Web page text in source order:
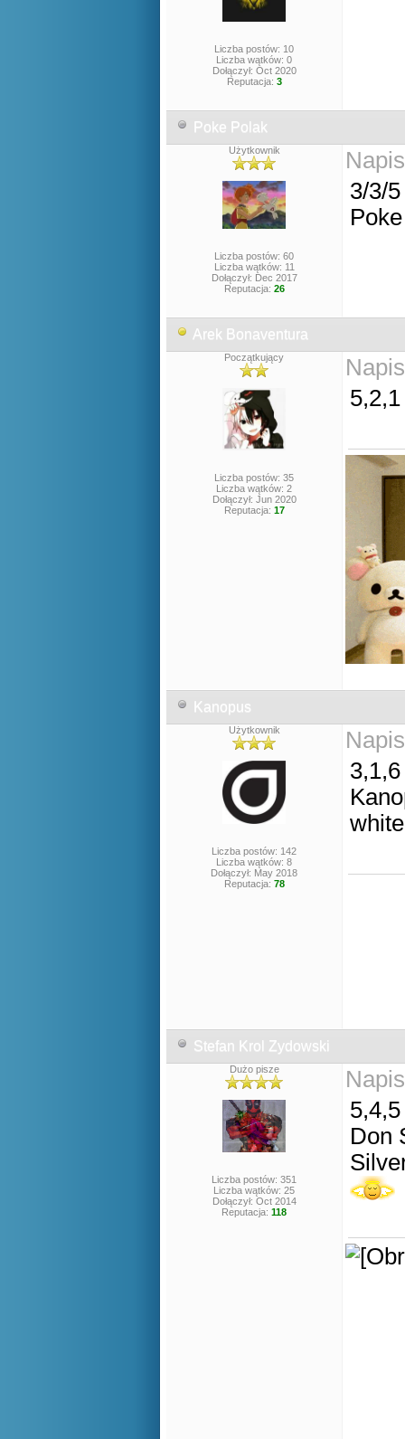
Liczba postów: 10
Liczba wątków: 0
Dołączył: Oct 2020
Reputacja: 3
Poke Polak
Użytkownik
Liczba postów: 60
Liczba wątków: 11
Dołączył: Dec 2017
Reputacja: 26
3/3/5
Arek Bonaventura
Początkujący
Liczba postów: 35
Liczba wątków: 2
Dołączył: Jun 2020
Reputacja: 17
Kanopus
Użytkownik
Liczba postów: 142
Liczba wątków: 8
Dołączył: May 2018
Reputacja: 78
3,1,6
white
Stefan Krol Zydowski
Dużo pisze
Liczba postów: 351
Liczba wątków: 25
Dołączył: Oct 2014
Reputacja: 118
5,4,5
Don